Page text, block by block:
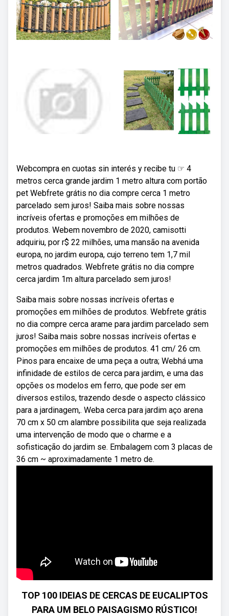
Webcompra en cuotas sin interés y recibe tu ☞ 4
metros cerca grande jardim 1 metro altura com portão
pet Webfrete grátis no dia compre cerca 1 metro
parcelado sem juros! Saiba mais sobre nossas
incríveis ofertas e promoções em milhões de
produtos. Webem novembro de 2020, camisotti
adquiriu, por r$ 22 milhões, uma mansão na avenida
europa, no jardim europa, cujo terreno tem 1,7 mil
metros quadrados. Webfrete grátis no dia compre
cerca jardim 1m altura parcelado sem juros!
Saiba mais sobre nossas incríveis ofertas e
promoções em milhões de produtos. Webfrete grátis
no dia compre cerca arame para jardim parcelado sem
juros! Saiba mais sobre nossas incríveis ofertas e
promoções em milhões de produtos. 41 cm/ 26 cm.
Pinos para encaixe de uma peça a outra; Webhá uma
infinidade de estilos de cerca para jardim, e uma das
opções os modelos em ferro, que pode ser em
diversos estilos, trazendo desde o aspecto clássico
para a jardinagem,. Weba cerca para jardim aço arena
70 cm x 50 cm alambre possibilita que seja realizada
uma intervenção de modo que o charme e a
sofisticação do jardim se. Embalagem com 3 placas de
36 cm ~ aproximadamente 1 metro de.
TOP 100 IDEIAS DE CERCAS DE EUCALIPTOS
PARA UM BELO PAISAGISMO RÚSTICO!